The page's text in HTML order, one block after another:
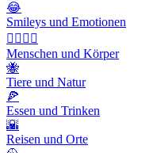
😂
Smileys und Emotionen
👩‍❤️‍💋‍👨
Menschen und Körper
🐝
Tiere und Natur
🍕
Essen und Trinken
🌇
Reisen und Orte